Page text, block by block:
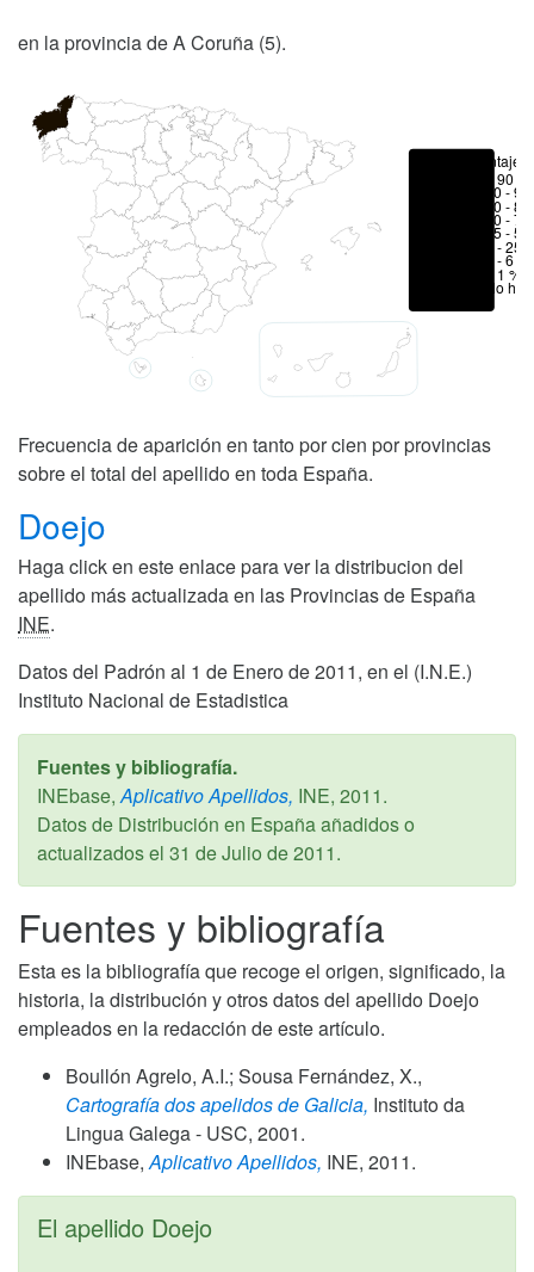
en la provincia de A Coruña (5).
Porcentajes
> 90 %
80 -
70 -
50 -
25 -
6 - 25
1 - 6 %
< 1 %
No hay
Frecuencia de aparición en tanto por cien por provincias
sobre el total del apellido en toda España.
Doejo
Haga click en este enlace para ver la distribucion del
apellido más actualizada en las Provincias de España
INE.
Datos del Padrón al 1 de Enero de 2011, en el (I.N.E.)
Instituto Nacional de Estadistica
Fuentes y bibliografía.
INEbase, Aplicativo Apellidos, INE, 2011.
Datos de Distribución en España añadidos o
actualizados el 31 de Julio de 2011.
Fuentes y bibliografía
Esta es la bibliografía que recoge el origen, significado, la
historia, la distribución y otros datos del apellido Doejo
empleados en la redacción de este artículo.
Boullón Agrelo, A.I.; Sousa Fernández, X.,
Cartografía dos apelidos de Galicia, Instituto da
Lingua Galega - USC, 2001.
INEbase, Aplicativo Apellidos, INE, 2011.
El apellido Doejo